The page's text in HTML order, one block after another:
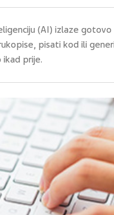
(AI) izlaze gotovo
pisati kod ili
prije.